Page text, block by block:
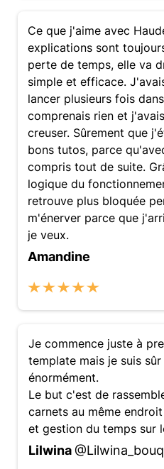
Ce que j'aime avec
explications sont
perte de temps, elle va
simple et efficace.
lancer plusieurs fois
comprenais rien et
creuser. Sûrement que
bons tutos, parce
compris tout de suite.
logique du
retrouve plus bloquée
m'énerver parce que
je veux.
Amandine
Je commence juste à
template mais je suis
énormément.
Le but c'est de
carnets au même
et gestion du temps sur
Lilwina